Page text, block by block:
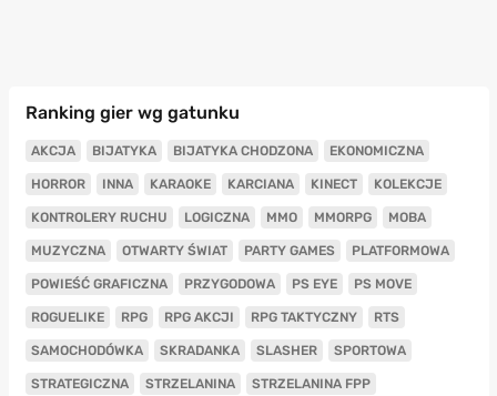
Ranking gier wg gatunku
AKCJA BIJATYKA BIJATYKA CHODZONA EKONOMICZNA
HORROR INNA KARAOKE KARCIANA KINECT KOLEKCJE
KONTROLERY RUCHU LOGICZNA MMO MMORPG MOBA
MUZYCZNA OTWARTY ŚWIAT PARTY GAMES PLATFORMOWA
POWIEŚĆ GRAFICZNA PRZYGODOWA PS EYE PS MOVE
ROGUELIKE RPG RPG AKCJI RPG TAKTYCZNY RTS
SAMOCHODÓWKA SKRADANKA SLASHER SPORTOWA
STRATEGICZNA STRZELANINA STRZELANINA FPP